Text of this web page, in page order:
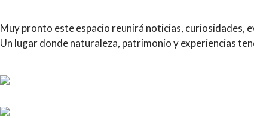
Muy pronto este espacio reunirá noticias, curiosidades,
Un lugar donde naturaleza, patrimonio y experiencias